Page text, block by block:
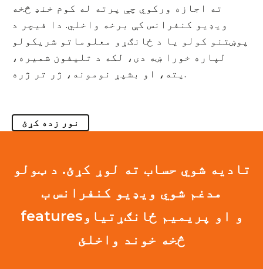
ته اجازه ورکوي چې پرته له کوم خنډ څخه
ویډیو کنفرانس کې برخه واخلي. دا فیچر د
پوښتنو کولو یا د ځانګړو معلوماتو شریکولو
لپاره خورا ښه دی، لکه د تلیفون شمیره،
پته، او بشپړ نومونه، ژر تر ژره.
نور زده کړئ
تادیه شوي حساب ته لوړ کړئ. د ټولو
مدغم شوي ویډیو کنفرانس ب
featuresو او پریمیم ځانګړتیاو
څخه خوند واخلئ